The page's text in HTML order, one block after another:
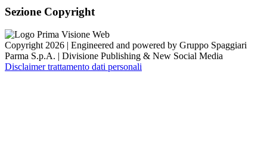
Sezione Copyright
Copyright 2026 | Engineered and powered by Gruppo Spaggiari
Parma S.p.A. | Divisione Publishing & New Social Media
Disclaimer trattamento dati personali